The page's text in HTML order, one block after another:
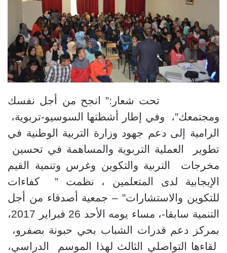
تحت شعار:” انجح من أجل نفسك
ومجتمعك”، وفي إطار أشطتها السوسيو-تربوية،
الرامية إلى دعم جهود وزارة التربية الوطنية في
تطوير العملية التربوية والمساهمة في تحسين
مخرجات التربية والتكوين وغرس وتنمية القيم
الإيجابية لدى المتعلمين ، نظمت ” كفاءات
للتكوين والاستشارات” – جمعية أصدقاء من أجل
التنمية سابقا-، مساء يومه الأحد 26 فبراير 2017،
بمركز دعم قدرات الشباب بحي حبونة بصفرو،
لقاءها التواصلي الثالث لهذا الموسم الدراسي،